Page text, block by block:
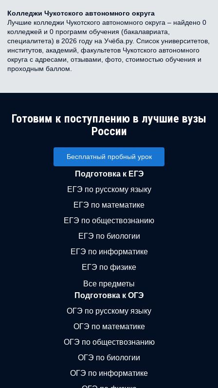
Колледжи Чукотского автономного округа
Лучшие колледжи Чукотского автономного округа – найдено 0
колледжей и 0 программ обучения (бакалавриата,
специалитета) в 2026 году на Учёба.ру. Список университетов,
институтов, академий, факультетов Чукотского автономного
округа с адресами, отзывами, фото, стоимостью обучения и
проходным баллом.
Готовим к поступлению в лучшие вузы
России
Бесплатный пробный урок
Подготовка к ЕГЭ
ЕГЭ по русскому языку
ЕГЭ по математике
ЕГЭ по обществознанию
ЕГЭ по биологии
ЕГЭ по информатике
ЕГЭ по физике
Все предметы
Подготовка к ОГЭ
ОГЭ по русскому языку
ОГЭ по математике
ОГЭ по обществознанию
ОГЭ по биологии
ОГЭ по информатике